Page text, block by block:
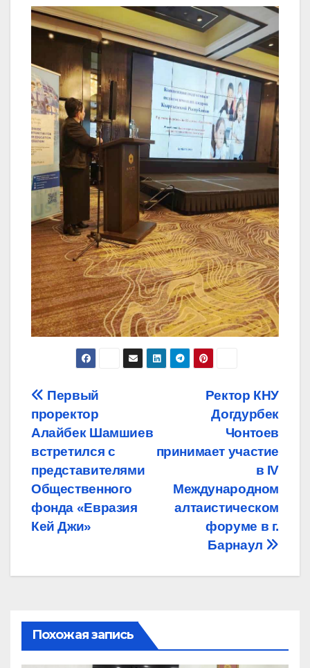
Навигация
по
записям
Ректор КНУ
Догдурбек
Чонтоев
принимает участие
в IV
Международном
алтаистическом
форуме в г.
Барнаул
Первый
проректор
Алайбек Шамшиев
встретился с
представителями
Общественного
фонда «Евразия
Кей Джи»
Похожая запись